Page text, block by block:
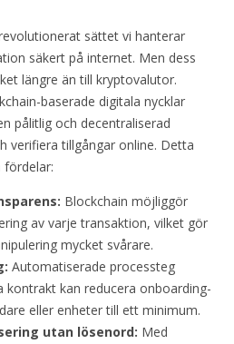
sättet vi hanterar
säkert på internet. Men dess
längre än till kryptovalutor.
baserade digitala nycklar
pålitlig och decentraliserad
verifiera tillgångar online. Detta
fördelar:
Blockchain möjliggör
av varje transaktion, vilket gör
mycket svårare.
Automatiserade processteg
kontrakt kan reducera onboarding-
eller enheter till ett minimum.
utan lösenord: Med